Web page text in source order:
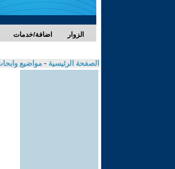
اضافة/خدمات الزوار
الصفحة الرئيسية - مواضيع